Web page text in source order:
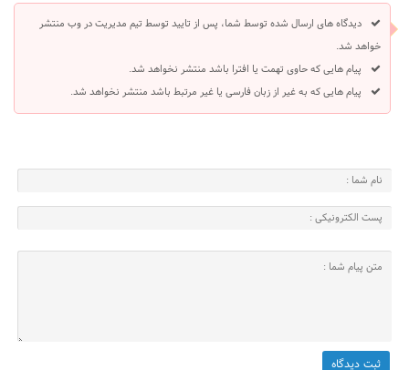
دیدگاه های ارسال شده توسط شما، پس از تایید توسط تیم مدیریت در وب منتشر
خواهد شد.
پیام هایی که حاوی تهمت یا افترا باشد منتشر نخواهد شد.
پیام هایی که به غیر از زبان فارسی یا غیر مرتبط باشد منتشر نخواهد شد.